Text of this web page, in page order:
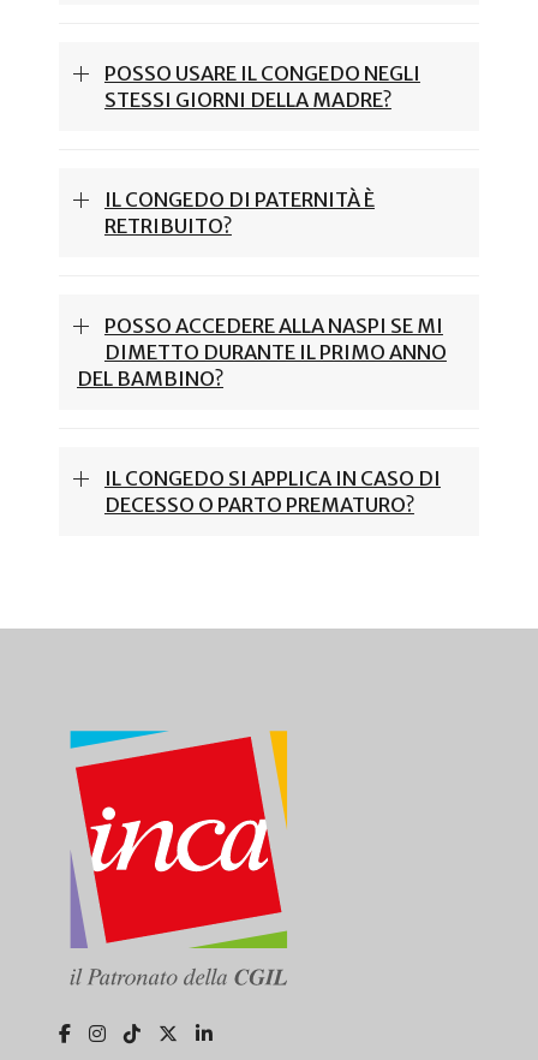
POSSO USARE IL CONGEDO NEGLI
STESSI GIORNI DELLA MADRE?
IL CONGEDO DI PATERNITÀ È
RETRIBUITO?
POSSO ACCEDERE ALLA NASPI SE MI
DIMETTO DURANTE IL PRIMO ANNO
DEL BAMBINO?
IL CONGEDO SI APPLICA IN CASO DI
DECESSO O PARTO PREMATURO?